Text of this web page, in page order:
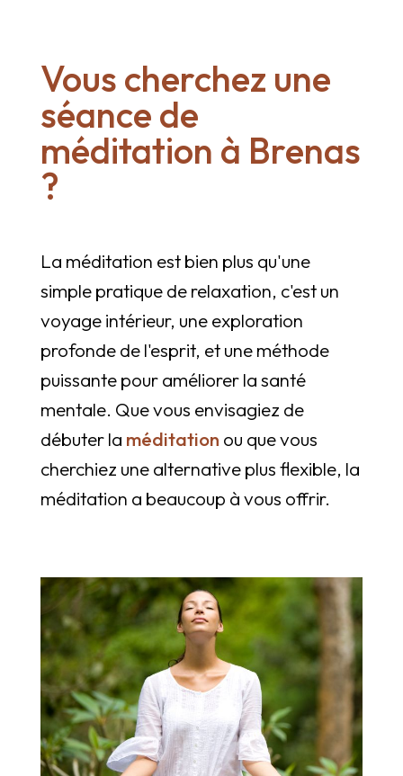
Vous cherchez une
séance de
méditation à Brenas
?
La méditation est bien plus qu'une
simple pratique de relaxation, c'est un
voyage intérieur, une exploration
profonde de l'esprit, et une méthode
puissante pour améliorer la santé
mentale. Que vous envisagiez de
débuter la méditation ou que vous
cherchiez une alternative plus flexible, la
méditation a beaucoup à vous offrir.